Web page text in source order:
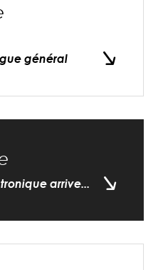
général
arrive...